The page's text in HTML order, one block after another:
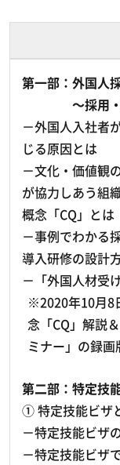
第一部：外国人
～採用・配
－外国人入社者
じる原因とは
－文化・価値観
が協力しあう組
概念「CQ」とは
－事例でわかる
導入研修の設計
－「外国人材受
※2020年10月8
念「CQ」解説
ミナー」の録画
第二部：特定技
① 特定技能ビザ
－特定技能ビザ
－特定技能ビザ